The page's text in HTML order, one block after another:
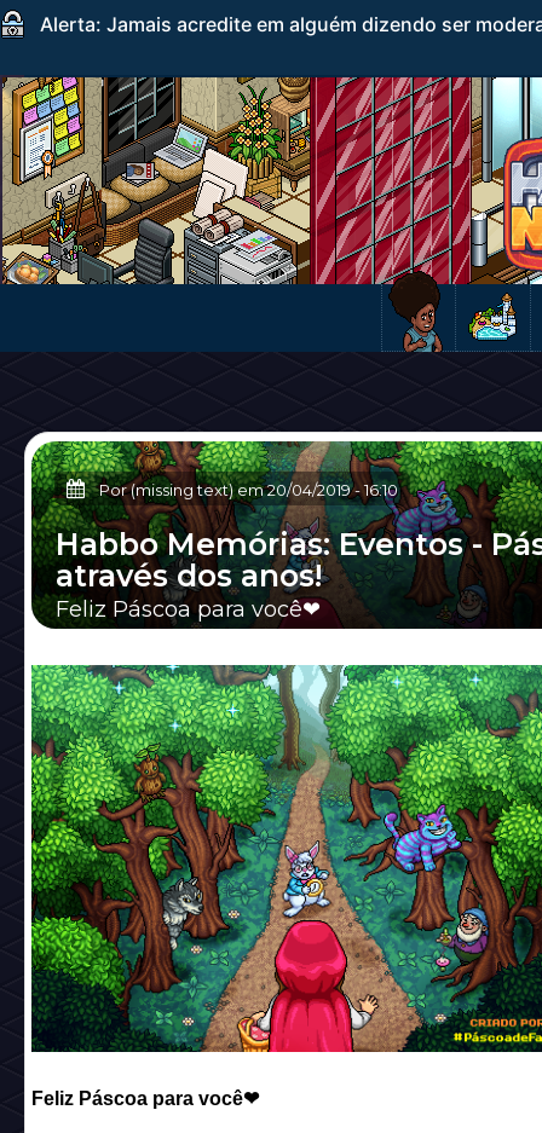
Alerta: Jamais acredite em alguém dizendo ser
Por (missing text) em20/04/2019-16:10
Habbo Memórias: Eventos -
através dos anos!
Feliz Páscoa para você❤
Feliz Páscoa para você❤